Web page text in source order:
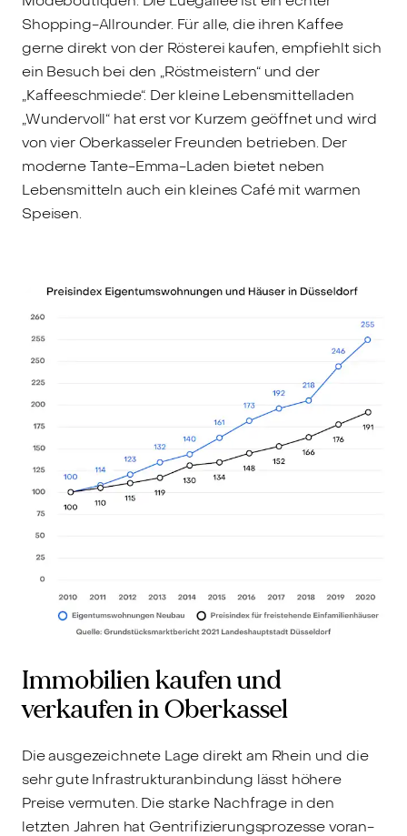
Shopping-Allrounder. Für alle, die ihren Kaffee
gerne direkt von der Rösterei kaufen, empfiehlt sich
ein Besuch bei den „Röstmeistern“ und der
„Kaffeeschmiede“. Der kleine Lebensmittelladen
„Wundervoll“ hat erst vor Kurzem geöffnet und wird
von vier Oberkasseler Freunden betrieben. Der
moderne Tante-Emma-Laden bietet neben
Lebensmitteln auch ein kleines Café mit warmen
Speisen.
Immobilien kaufen und
verkaufen in Oberkassel
Die ausgezeichnete Lage direkt am Rhein und die
sehr gute Infrastrukturanbindung lässt höhere
Preise vermuten. Die starke Nachfrage in den
letzten Jahren hat Gentrifizierungsprozesse voran-